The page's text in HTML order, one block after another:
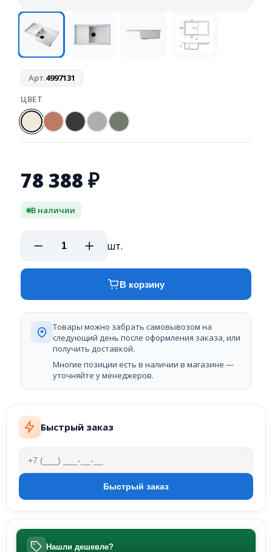
Быстрый заказ
Нашли дешевле?
Арт.4997131
ЦВЕТ
78 388 ₽
В наличии
шт.
В корзину
Товары можно забрать самовывозом на
следующий день после оформления заказа, или
получить доставкой.
Многие позиции есть в наличии в магазине —
уточняйте у менеджеров.